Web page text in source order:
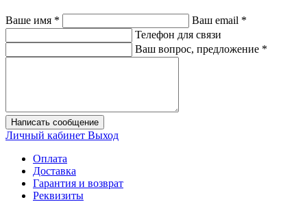
Ваше имя * Ваш email *
Телефон для связи
Ваш вопрос, предложение *
Написать сообщение
Личный кабинет Выход
Оплата
Доставка
Гарантия и возврат
Реквизиты